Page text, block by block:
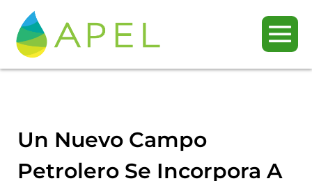
Un Nuevo Campo
Petrolero Se Incorpora A